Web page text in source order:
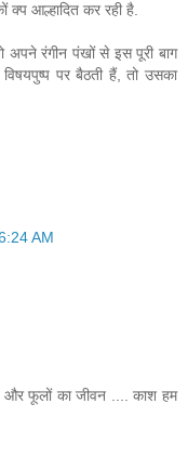
आल्हादित कर रही है.
अपने रंगीन पंखों से इस पूरी बाग
पर बैठती हैं, तो उसका
AM
और फूलों का जीवन .... काश हम